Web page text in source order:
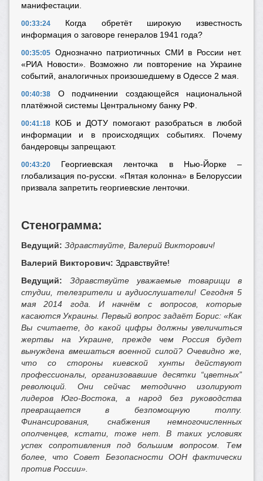
манифестации.
00:33:24 Когда обретёт широкую известность
информация о заговоре генералов 1941 года?
00:35:05 Однозначно патриотичных СМИ в России нет.
«РИА Новости». Возможно ли повторение на Украине
событий, аналогичных произошедшему в Одессе 2 мая.
00:40:38 О подчинении создающейся национальной
платёжной системы Центральному банку РФ.
00:41:18 КОБ и ДОТУ помогают разобраться в любой
информации и в происходящих событиях. Почему
бандеровцы запрещают.
00:43:20 Георгиевская ленточка в Нью-Йорке –
глобализация по-русски. «Пятая колонна» в Белоруссии
призвала запретить георгиевские ленточки.
Стенограмма:
Ведущий: Здравствуйте, Валерий Викторович!
Валерий Викторович: Здравствуйте!
Ведущий:
Здравствуйте уважаемые товарищи в
студии, телезрители и аудиослушатели! Сегодня 5
мая 2014 года. И начнём с вопросов, которые
касаются Украины. Первый вопрос задаёт Борис: «Как
Вы считаете, до какой цифры должны увеличиться
жертвы на Украине, прежде чем Россия будет
вынуждена вмешаться военной силой? Очевидно же,
что со стороны киевской хунты действуют
профессионалы, организовавшие десятки “цветных”
революций. Они сейчас методично изолируют
лидеров Юго-Востока, а народ без руководства
превращается в безпомощную толпу.
Финансирования, снабжения немногочисленных
ополченцев, кстати, тоже нет. В таких условиях
успех сопротивления под большим вопросом. Тем
более, что Совет Безопасности ООН фактически
против России».